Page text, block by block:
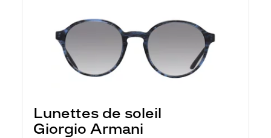
Lunettes de soleil
Giorgio Armani